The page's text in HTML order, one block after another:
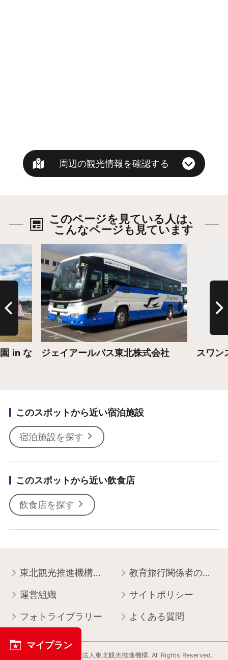
周辺の観光情報を確認する
このページを見ている人は、
こんなページも見ています
in な ジェイアールバス東北株式会社
詳細はこちら
スワン
このスポットから近い宿泊施設
宿泊施設を探す
このスポットから近い飲食店
飲食店を探す
東北観光推進機構について 教育旅行関係者の皆様へ
運営組織 サイトポリシー
フォトライブラリー よくある質問
Copyright © 一般社団法人東北観光推進機構. All Rights Reserved.
マイプラン